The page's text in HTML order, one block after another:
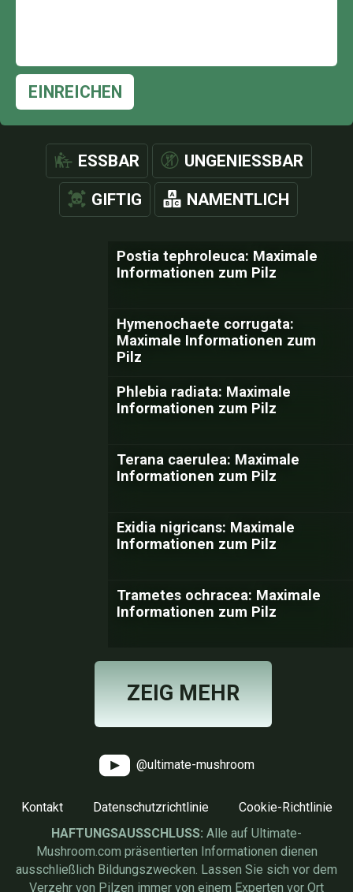
EINREICHEN
ESSBAR UNGENIESSBAR
GIFTIG NAMENTLICH
Postia tephroleuca: Maximale
Informationen zum Pilz
Hymenochaete corrugata:
Maximale Informationen zum
Pilz
Phlebia radiata: Maximale
Informationen zum Pilz
Terana caerulea: Maximale
Informationen zum Pilz
Exidia nigricans: Maximale
Informationen zum Pilz
Trametes ochracea: Maximale
Informationen zum Pilz
ZEIG MEHR
@ultimate-mushroom
Kontakt Datenschutzrichtlinie
Cookie-Richtlinie
HAFTUNGSAUSSCHLUSS: Alle auf Ultimate-
Mushroom.com präsentierten Informationen dienen
ausschließlich Bildungszwecken. Lassen Sie sich vor dem
Verzehr von Pilzen immer von einem Experten vor Ort